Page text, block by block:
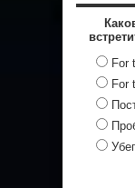
For
For